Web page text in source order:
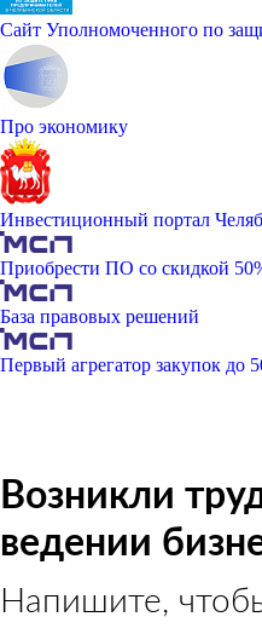
Сайт Уполномоченного по
Про экономику
Инвестиционный портал
Приобрести ПО со скидкой
База правовых решений
Первый агрегатор закупок до
Возникли
ведении
Напишите,